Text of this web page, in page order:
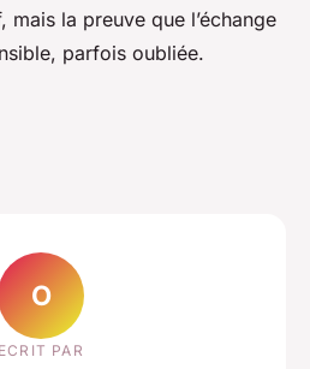
mais la preuve que l’échange
parfois oubliée.
O
ECRIT PAR